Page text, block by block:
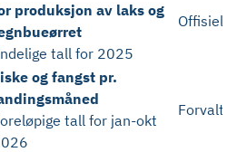
produksjon av laks og
tall for 2025
Offisiell
og fangst pr.
tall for jan-okt